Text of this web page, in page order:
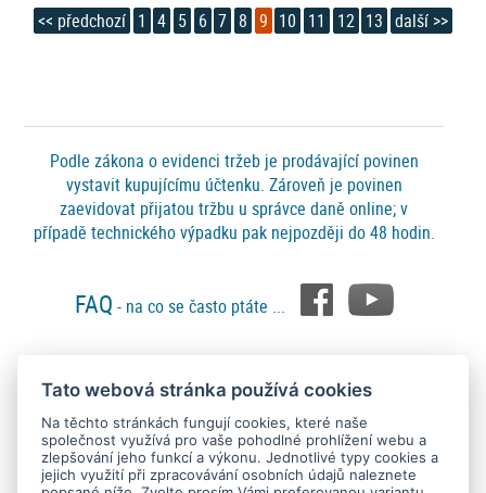
<< předchozí 1 4 5 6 7 8 9 10 11 12 13 další >>
Podle zákona o evidenci tržeb je prodávající povinen
vystavit kupujícímu účtenku. Zároveň je povinen
zaevidovat přijatou tržbu u správce daně online; v
případě technického výpadku pak nejpozději do 48 hodin.
FAQ - na co se často ptáte ...
Platební metody
Tato webová stránka používá cookies
Na těchto stránkách fungují cookies, které naše
společnost využívá pro vaše pohodlné prohlížení webu a
zlepšování jeho funkcí a výkonu. Jednotlivé typy cookies a
jejich využití při zpracovávání osobních údajů naleznete